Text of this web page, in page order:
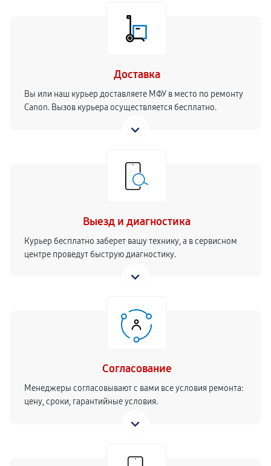
Доставка
Вы или наш курьер доставляете МФУ в место по ремонту
Canon. Вызов курьера осуществляется бесплатно.
Выезд и диагностика
Курьер бесплатно заберет вашу технику, а в сервисном
центре проведут быструю диагностику.
Согласование
Менеджеры согласовывают с вами все условия ремонта:
цену, сроки, гарантийные условия.